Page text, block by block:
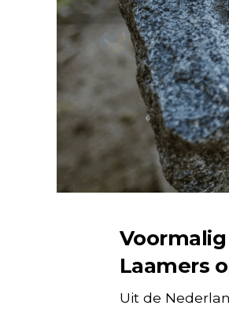
Laamers
Uit de